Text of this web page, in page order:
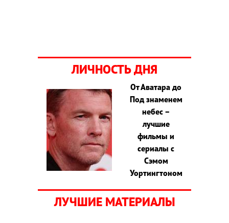
ЛИЧНОСТЬ ДНЯ
От Аватара до
Под знаменем
небес –
лучшие
фильмы и
сериалы с
Сэмом
Уортингтоном
ЛУЧШИЕ МАТЕРИАЛЫ